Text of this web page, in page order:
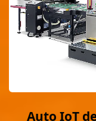
Auto IoT